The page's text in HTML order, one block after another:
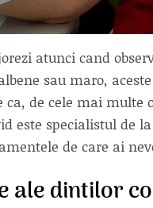
atunci cand
sau maro,
ca, de cele mai
este specialistul de la
de care ai
ale dintilor